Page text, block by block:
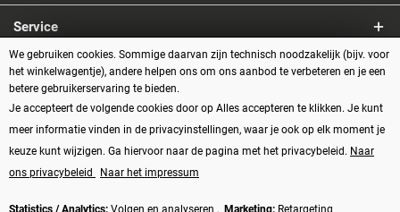
Service
Informatie
Betaalmethoden
We gebruiken cookies. Sommige daarvan zijn technisch noodzakelijk (bijv. voor
het winkelwagentje), andere helpen ons om ons aanbod te verbeteren en je een
betere gebruikerservaring te bieden.
Je accepteert de volgende cookies door op Alles accepteren te klikken. Je kunt
meer informatie vinden in de privacyinstellingen, waar je ook op elk moment je
keuze kunt wijzigen. Ga hiervoor naar de pagina met het privacybeleid. Naar
ons privacybeleid
Naar het impressum
Statistics / Analytics: Volgen en analyseren , Marketing: Retargeting